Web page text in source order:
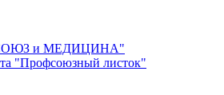
и МЕДИЦИНА"
"Профсоюзный листок"